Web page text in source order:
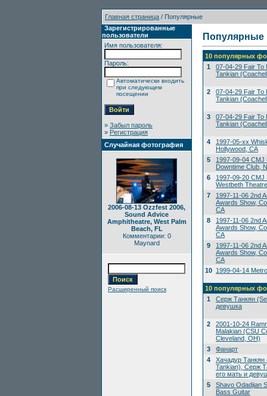
Главная страница / Популярные
Зарегистрированные
пользователи
Имя пользователя:
Пароль:
Автоматически входить
при следующем
посещении
» Забыл пароль
» Регистрация
Случайная фотография
2006-08-13 Ozzfest 2006,
Sound Advice
Amphitheatre, West Palm
Beach, FL
Комментарии: 0
Maynard
Расширенный поиск
Популярные
10 популярных
1
07-04-29 Fair To
Tankian
2
07-04-29 Fair To
Tankian
3
07-04-29 Fair To
Tankian
4
1997-05-xx
Hollywood, CA
5
1997-09-04 CMJ
Downtime Club,
6
1997-09-20 CMJ
Westbeth
7
1997-11-06 2nd
Awards Show,
CA
8
1997-11-06 2nd
Awards Show,
CA
9
1997-11-06 2nd
Awards Show,
CA
10 1999-04-14
10 популярных
1
Серж Танкян
девушка
2
2001-10-24
Malakian (CSU
Cleveland, OH)
3
Фанарт
4
Хачадур Танкян
Tankian), Серж
его мать и
5
Shavo Odadjian
Bass Guitar